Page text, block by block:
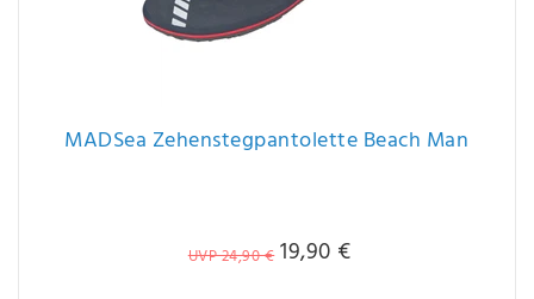
MADSea Zehenstegpantolette Beach Man
UVP 24,90 € 19,90 €